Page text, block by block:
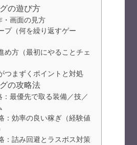
の遊び方
・画面の見方
プ（何を繰り返すゲー
め方（最初にやることチェ
つまずくポイントと対処
の攻略法
：最優先で取る装備／技／
：効率の良い稼ぎ（経験値
：詰み回避とラスボス対策